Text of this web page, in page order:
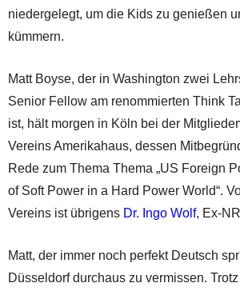
niedergelegt, um die Kids zu genießen
kümmern.
Matt Boyse, der in Washington zwei
Senior Fellow am renommierten Think
ist, hält morgen in Köln bei der
Vereins Amerikahaus, dessen
Rede zum Thema Thema „US Foreign
of Soft Power in a Hard Power World“.
Vereins ist übrigens Dr. Ingo Wolf, Ex-
Matt, der immer noch perfekt Deutsch
Düsseldorf durchaus zu vermissen.